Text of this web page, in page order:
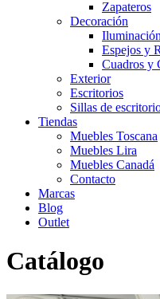
Zapateros
Decoración
Iluminación
Espejos y
Cuadros y
Exterior
Escritorios
Sillas de
Tiendas
Muebles Toscana
Muebles Lira
Muebles Canadá
Contacto
Marcas
Blog
Outlet
Catálogo